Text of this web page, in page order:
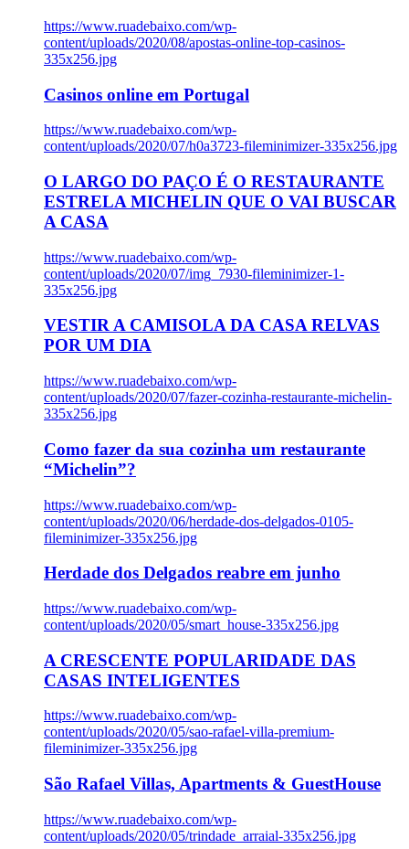
https://www.ruadebaixo.com/wp-
content/uploads/2020/08/apostas-online-top-casinos-
335x256.jpg
Casinos online em Portugal
https://www.ruadebaixo.com/wp-
content/uploads/2020/07/h0a3723-fileminimizer-335x256.jpg
O LARGO DO PAÇO É O RESTAURANTE
ESTRELA MICHELIN QUE O VAI BUSCAR
A CASA
https://www.ruadebaixo.com/wp-
content/uploads/2020/07/img_7930-fileminimizer-1-
335x256.jpg
VESTIR A CAMISOLA DA CASA RELVAS
POR UM DIA
https://www.ruadebaixo.com/wp-
content/uploads/2020/07/fazer-cozinha-restaurante-michelin-
335x256.jpg
Como fazer da sua cozinha um restaurante
“Michelin”?
https://www.ruadebaixo.com/wp-
content/uploads/2020/06/herdade-dos-delgados-0105-
fileminimizer-335x256.jpg
Herdade dos Delgados reabre em junho
https://www.ruadebaixo.com/wp-
content/uploads/2020/05/smart_house-335x256.jpg
A CRESCENTE POPULARIDADE DAS
CASAS INTELIGENTES
https://www.ruadebaixo.com/wp-
content/uploads/2020/05/sao-rafael-villa-premium-
fileminimizer-335x256.jpg
São Rafael Villas, Apartments & GuestHouse
https://www.ruadebaixo.com/wp-
content/uploads/2020/05/trindade_arraial-335x256.jpg